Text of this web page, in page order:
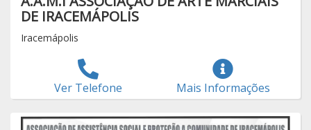
DE IRACEMÁPOLIS
Iracemápolis
Ver Telefone Mais Informações